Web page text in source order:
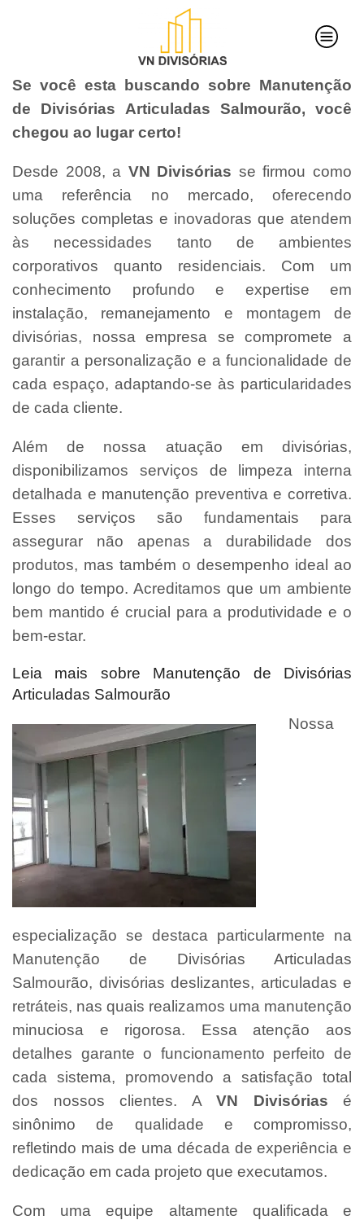
Se você esta buscando sobre Manutenção
de Divisórias Articuladas Salmourão, você
chegou ao lugar certo!
Desde 2008, a VN Divisórias se firmou como
uma referência no mercado, oferecendo
soluções completas e inovadoras que atendem
às necessidades tanto de ambientes
corporativos quanto residenciais. Com um
conhecimento profundo e expertise em
instalação, remanejamento e montagem de
divisórias, nossa empresa se compromete a
garantir a personalização e a funcionalidade de
cada espaço, adaptando-se às particularidades
de cada cliente.
Além de nossa atuação em divisórias,
disponibilizamos serviços de limpeza interna
detalhada e manutenção preventiva e corretiva.
Esses serviços são fundamentais para
assegurar não apenas a durabilidade dos
produtos, mas também o desempenho ideal ao
longo do tempo. Acreditamos que um ambiente
bem mantido é crucial para a produtividade e o
bem-estar.
Leia mais sobre Manutenção de Divisórias
Articuladas Salmourão
Nossa
especialização se destaca particularmente na
Manutenção de Divisórias Articuladas
Salmourão, divisórias deslizantes, articuladas e
retráteis, nas quais realizamos uma manutenção
minuciosa e rigorosa. Essa atenção aos
detalhes garante o funcionamento perfeito de
cada sistema, promovendo a satisfação total
dos nossos clientes. A VN Divisórias é
sinônimo de qualidade e compromisso,
refletindo mais de uma década de experiência e
dedicação em cada projeto que executamos.
Com uma equipe altamente qualificada e